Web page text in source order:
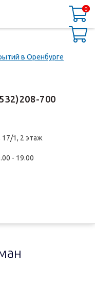
700
17/1, 2 этаж
- 19.00
0
0